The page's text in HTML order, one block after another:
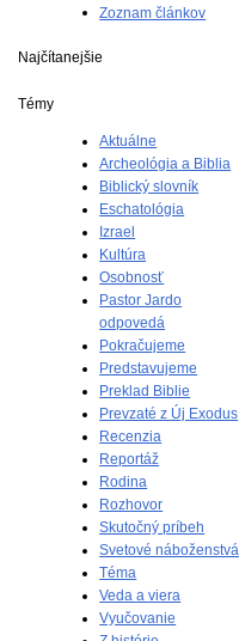
Zoznam článkov
Najčítanejšie
Témy
Aktuálne
Archeológia a Biblia
Biblický slovník
Eschatológia
Izrael
Kultúra
Osobnosť
Pastor Jardo
odpovedá
Pokračujeme
Predstavujeme
Preklad Biblie
Prevzaté z Új Exodus
Recenzia
Reportáž
Rodina
Rozhovor
Skutočný príbeh
Svetové náboženstvá
Téma
Veda a viera
Vyučovanie